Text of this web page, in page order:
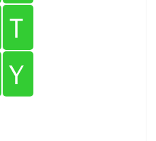
Ｔ
Ｙ